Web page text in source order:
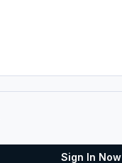
Sign In Now